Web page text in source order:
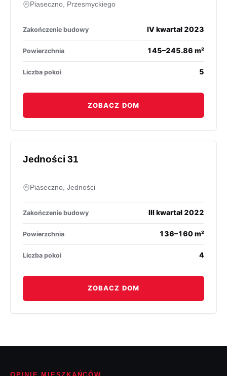
Piaseczno, Przesmyckiego
Zakończenie budowy IV kwartał 2023
Powierzchnia 145–245.86 m²
Liczba pokoi 5
ZOBACZ DOM
Jedności 31
Piaseczno, Jedności
Zakończenie budowy III kwartał 2022
Powierzchnia 136–160 m²
Liczba pokoi 4
ZOBACZ DOM